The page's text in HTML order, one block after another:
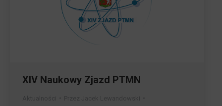
XIV Naukowy Zjazd PTMN